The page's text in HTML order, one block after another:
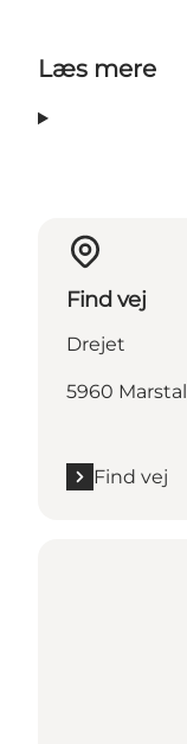
Læs mere
Find vej
Drejet
5960 Marstal
Find vej